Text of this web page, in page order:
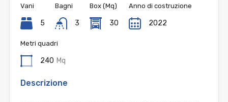
Vani
5
Bagni
3
Box (Mq)
30
Anno di costruzione
2022
Metri quadri
240 Mq
Descrizione